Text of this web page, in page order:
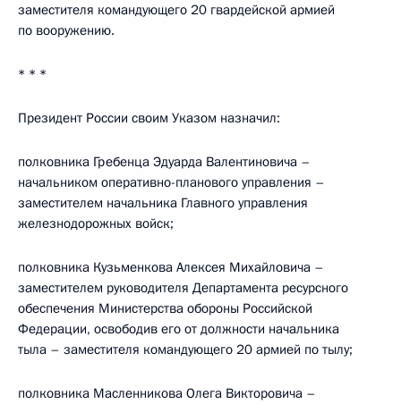
заместителя командующего 20 гвардейской армией
по вооружению.
* * *
Президент России своим Указом назначил:
полковника Гребенца Эдуарда Валентиновича –
начальником оперативно-планового управления –
заместителем начальника Главного управления
железнодорожных войск;
полковника Кузьменкова Алексея Михайловича –
заместителем руководителя Департамента ресурсного
обеспечения Министерства обороны Российской
Федерации, освободив его от должности начальника
тыла – заместителя командующего 20 армией по тылу;
полковника Масленникова Олега Викторовича –